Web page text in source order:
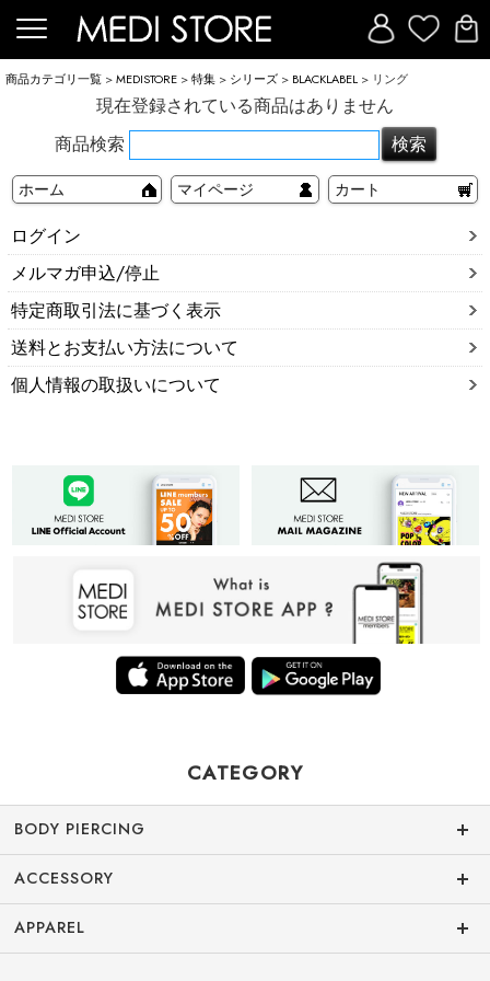
商品カテゴリ一覧 >MEDISTORE >特集 > シリーズ > BLACKLABEL > リング
現在登録されている商品はありません
商品検索
ホーム マイページ カート
ログイン
メルマガ申込/停止
特定商取引法に基づく表示
送料とお支払い方法について
個人情報の取扱いについて
CATEGORY
BODY PIERCING
ACCESSORY
APPAREL